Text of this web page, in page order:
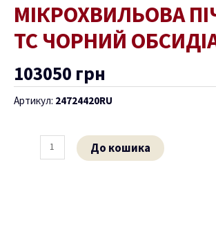
МІКРОХВИЛЬОВА
TC ЧОРНИЙ
103050 грн
Артикул: 24724420RU
До кошика